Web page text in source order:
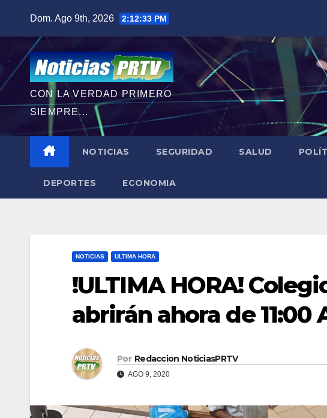
contenido
Dom. Ago 9th, 2026 2:12:35 PM
CON LA VERDAD PRIMERO
SIEMPRE...
NOTICIAS SEGURIDAD SALUD
DEPORTES ECONOMIA
NOTICIAS ULTIMA HORA
!ULTIMA HORA!
abrirán ahora de 11:00
Por Redaccion NoticiasPRTV
AGO 9, 2020